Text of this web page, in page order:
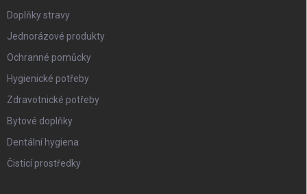
Doplňky stravy
Jednorázové produkty
Ochranné pomůcky
Hygienické potřeby
Zdravotnické potřeby
Bytové doplňky
Dentální hygiena
Čisticí prostředky